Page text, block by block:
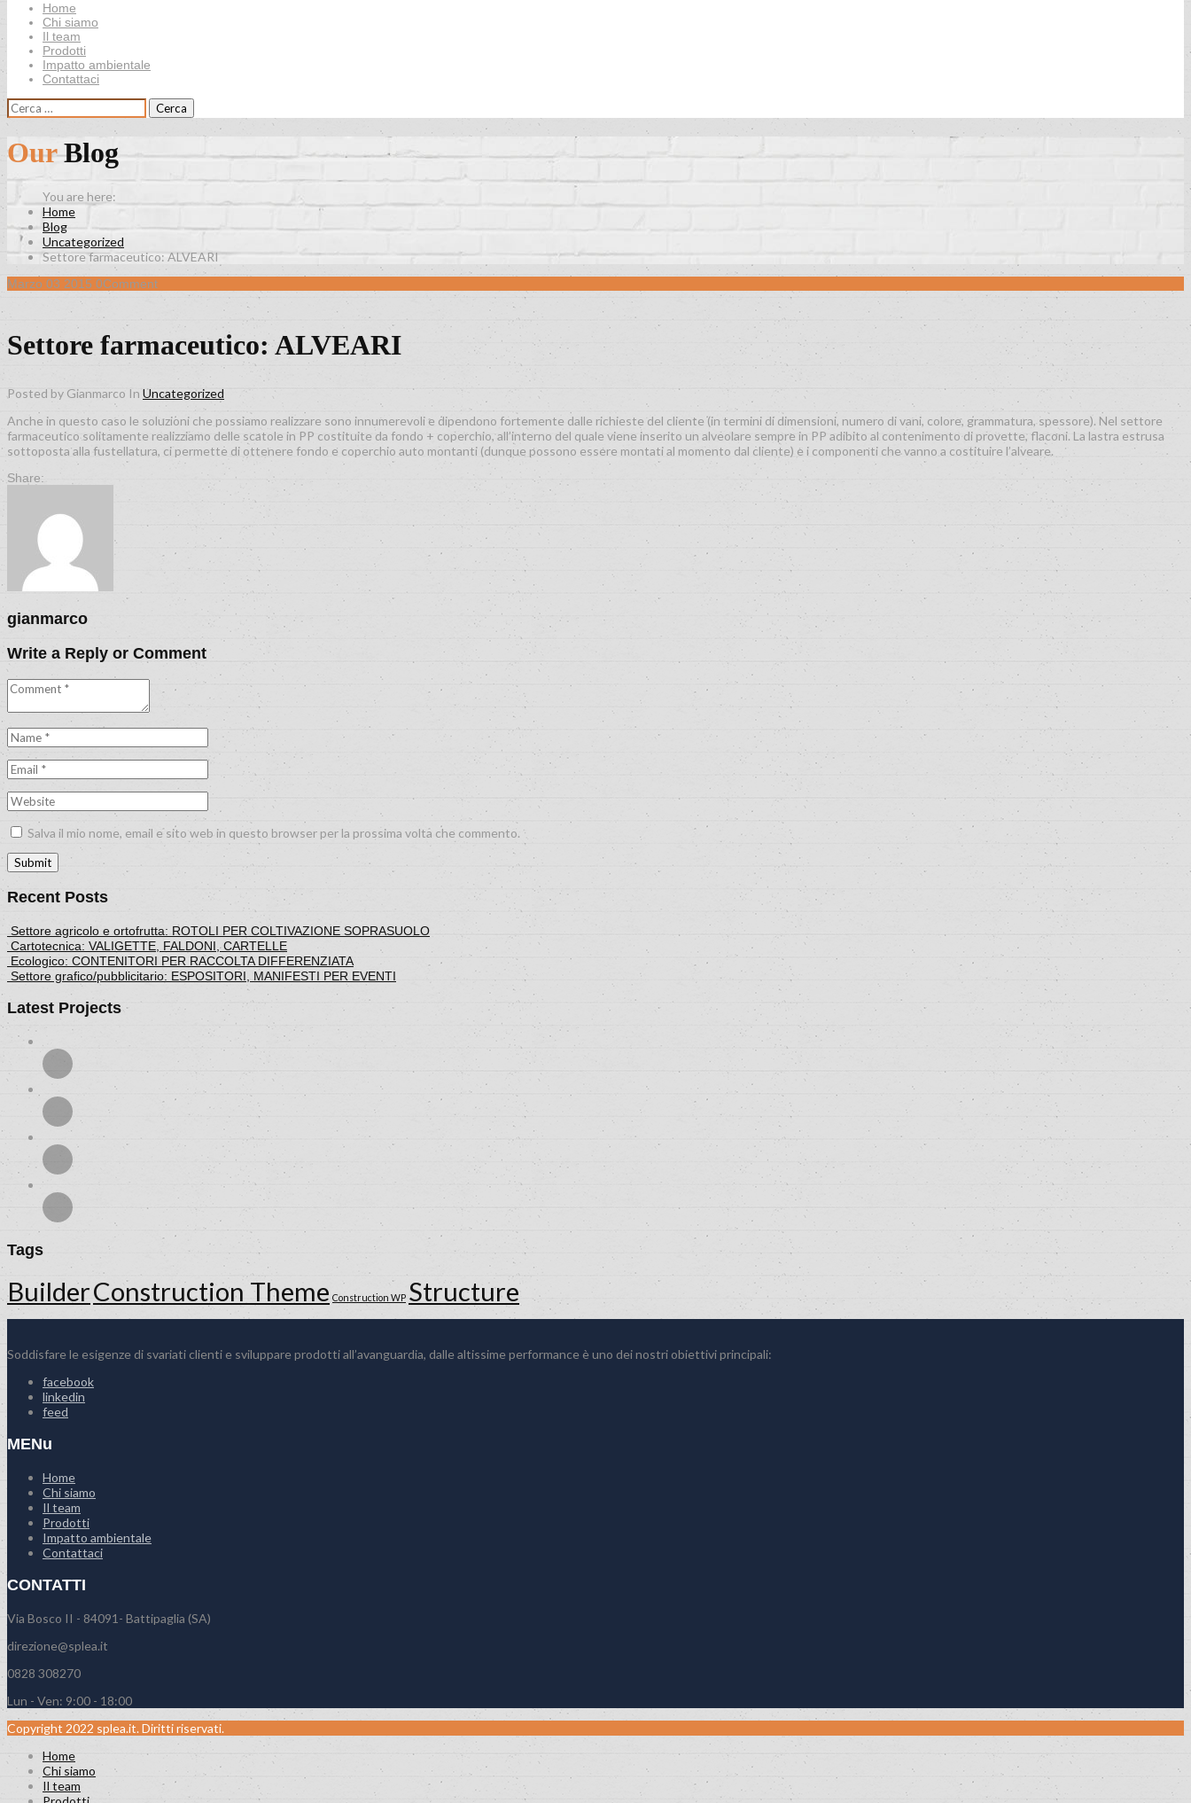
Home
Chi siamo
Il team
Prodotti
Impatto ambientale
Contattaci
Ricerca
per:
OurBlog
Home
Blog
Uncategorized
Settore farmaceutico: ALVEARI
Marzo 03 2015 0Comment
Settore farmaceutico: ALVEARI
Posted by Gianmarco In Uncategorized
Anche in questo caso le soluzioni che possiamo realizzare sono innumerevoli e dipendono fortemente dalle richieste del cliente (in termini di dimensioni, numero di vani, colore, grammatura, spessore). Nel settore
farmaceutico solitamente realizziamo delle scatole in PP costituite da fondo + coperchio, all’interno del quale viene inserito un alveolare sempre in PP adibito al contenimento di provette, flaconi. La lastra estrusa
sottoposta alla fustellatura, ci permette di ottenere fondo e coperchio auto montanti (dunque possono essere montati al momento dal cliente) e i componenti che vanno a costituire l’alveare.
Share:
gianmarco
Write a Reply or Comment
Salva il mio nome, email e sito web in questo browser per la prossima volta che commento.
Recent Posts
Settore agricolo e ortofrutta: ROTOLI PER COLTIVAZIONE SOPRASUOLO
Cartotecnica: VALIGETTE, FALDONI, CARTELLE
Ecologico: CONTENITORI PER RACCOLTA DIFFERENZIATA
Settore grafico/pubblicitario: ESPOSITORI, MANIFESTI PER EVENTI
Latest Projects
Tags
BuilderConstruction Theme Construction WP Structure
Soddisfare le esigenze di svariati clienti e sviluppare prodotti all’avanguardia, dalle altissime performance è uno dei nostri obiettivi principali:
facebook
linkedin
feed
MENu
Home
Chi siamo
Il team
Prodotti
Impatto ambientale
Contattaci
CONTATTI
Via Bosco II - 84091- Battipaglia (SA)
direzione@splea.it
0828 308270
Lun - Ven: 9:00 - 18:00
Copyright 2022 splea.it. Diritti riservati.
Home
Chi siamo
Il team